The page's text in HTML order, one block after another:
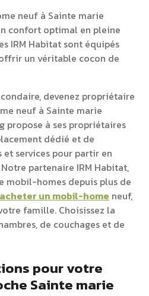
neuf à Sainte marie
confort optimal en pleine
IRM Habitat sont équipés
un véritable cocon de
devenez propriétaire
neuf à Sainte marie
propose à ses propriétaires
dédié et de
services pour partir en
partenaire IRM Habitat,
mobil-homes depuis plus de
acheter un mobil-home neuf,
famille. Choisissez la
de couchages et de
pour votre
Sainte marie